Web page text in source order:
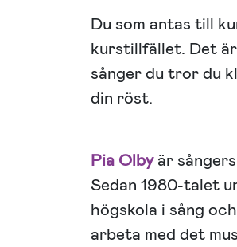
Du som antas till
kurstillfället. Det
sånger du tror du
din röst.
Pia Olbyär
Sedan 1980-talet
högskola i sång
arbeta med det